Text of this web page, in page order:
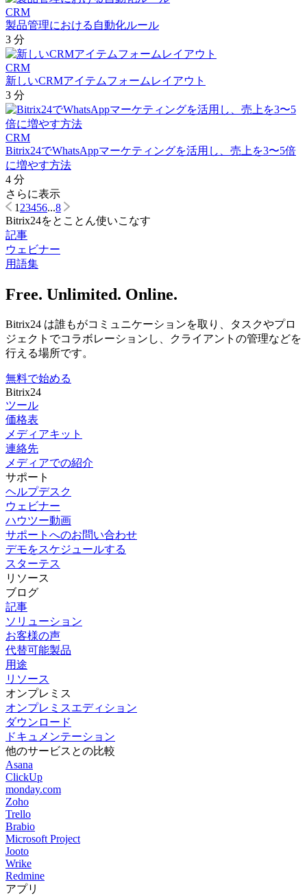
CRM
製品管理における自動化ルール
3 分
CRM
新しいCRMアイテムフォームレイアウト
3 分
CRM
Bitrix24でWhatsAppマーケティングを活用し、売上を3〜5倍
に増やす方法
4 分
さらに表示
123456...8
Bitrix24をとことん使いこなす
記事
ウェビナー
用語集
Free. Unlimited. Online.
Bitrix24 は誰もがコミュニケーションを取り、タスクやプロ
ジェクトでコラボレーションし、クライアントの管理などを
行える場所です。
無料で始める
Bitrix24
ツール
価格表
メディアキット
連絡先
メディアでの紹介
サポート
ヘルプデスク
ウェビナー
ハウツー動画
サポートへのお問い合わせ
デモをスケジュールする
スターテス
リソース
ブログ
記事
ソリューション
お客様の声
代替可能製品
用途
リソース
オンプレミス
オンプレミスエディション
ダウンロード
ドキュメンテーション
他のサービスとの比較
Asana
ClickUp
monday.com
Zoho
Trello
Brabio
Microsoft Project
Jooto
Wrike
Redmine
アプリ